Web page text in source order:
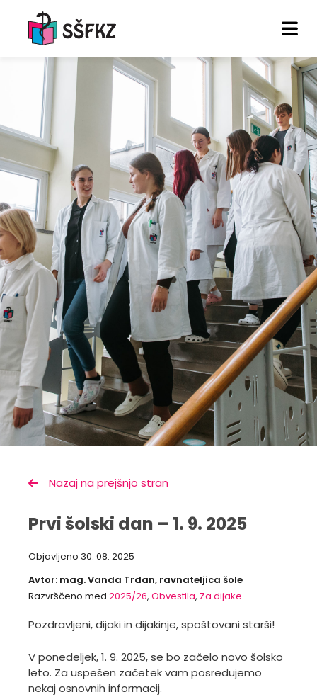
Nazaj na prejšnjo stran
Prvi šolski dan – 1. 9. 2025
Objavljeno 30. 08. 2025
Avtor: mag. Vanda Trdan, ravnateljica šole
Razvrščeno med 2025/26, Obvestila, Za dijake
Pozdravljeni, dijaki in dijakinje, spoštovani starši!
V ponedeljek, 1. 9. 2025, se bo začelo novo šolsko
leto. Za uspešen začetek vam posredujemo
nekaj osnovnih informacij.